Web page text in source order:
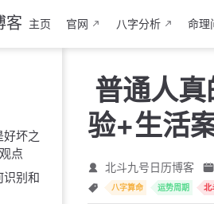
客 主页 官网 八字分析 命理
坏之
点
识别和
普通人
验+生活
北斗九号日历博客
八字算命 运势周期 北